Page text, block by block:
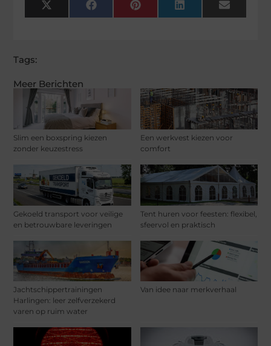
Meer Berichten
Slim een boxspring kiezen
zonder keuzestress
Een werkvest kiezen voor
comfort
Gekoeld transport voor veilige
en betrouwbare leveringen
Tent huren voor feesten: flexibel,
sfeervol en praktisch
Jachtschippertrainingen
Harlingen: leer zelfverzekerd
varen op ruim water
Van idee naar merkverhaal
X
(Twitter)
FacebookPinterest LinkedIn Email
Tags: